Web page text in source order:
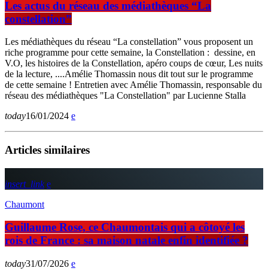
Les actus du réseau des médiathèques “La
constellation”
Les médiathèques du réseau “La constellation” vous proposent un
riche programme pour cette semaine, la Constellation : dessine, en
V.O, les histoires de la Constellation, apéro coups de cœur, Les nuits
de la lecture, ....Amélie Thomassin nous dit tout sur le programme
de cette semaine ! Entretien avec Amélie Thomassin, responsable du
réseau des médiathèques "La Constellation" par Lucienne Stalla
today16/01/2024
Articles similaires
insert_link
Chaumont
Guillaume Rose, ce Chaumontais qui a côtoyé les
rois de France : sa maison natale enfin identifiée ?
today31/07/2026